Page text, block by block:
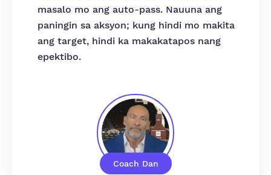
Coach Dan
masalo mo ang auto-pass. Nauuna ang
paningin sa aksyon; kung hindi mo makita
ang target, hindi ka makakatapos nang
epektibo.